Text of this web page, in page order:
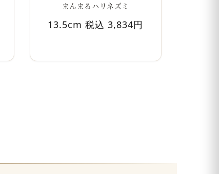
まんまるハリネズミ
13.5cm 税込 3,834円